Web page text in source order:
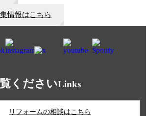
情報はこちら
くださいLinks
リフォームの相談はこちら